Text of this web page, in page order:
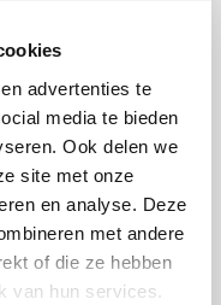
advertenties te
media te bieden
Ook delen we
site met onze
en analyse. Deze
met andere
of die ze hebben
van hun services.